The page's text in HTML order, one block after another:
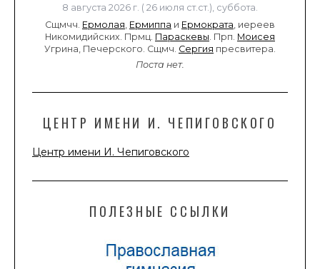
8 августа 2026 г. ( 26 июля ст.ст.), суббота.
Сщмчч. Ермолая, Ермиппа и Ермократа, иереев
Никомидийских. Прмц. Параскевы. Прп. Моисея
Угрина, Печерского. Сщмч. Сергия пресвитера.
Поста нет.
ЦЕНТР ИМЕНИ И. ЧЕПИГОВСКОГО
Центр имени И. Чепиговского
ПОЛЕЗНЫЕ ССЫЛКИ